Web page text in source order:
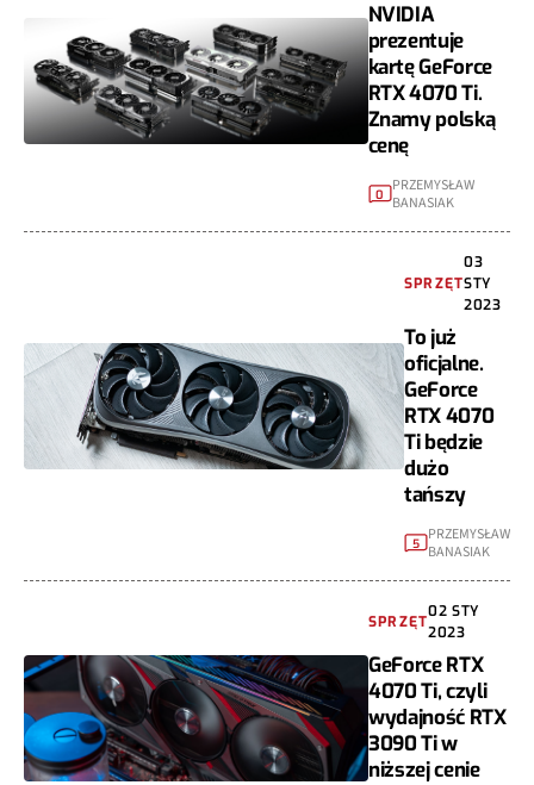
NVIDIA
prezentuje
kartę GeForce
RTX 4070 Ti.
Znamy polską
cenę
0 PRZEMYSŁAW
BANASIAK
SPRZĘT
03
STY
2023
To już
oficjalne.
GeForce
RTX 4070
Ti będzie
dużo
tańszy
5
PRZEMYSŁAW
BANASIAK
SPRZĘT
02 STY
2023
GeForce RTX
4070 Ti, czyli
wydajność RTX
3090 Ti w
niższej cenie